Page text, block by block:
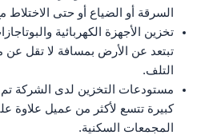
السرقة أو الضياع أو حتى
تخزين الأجهزة الكهربائية
تبتعد عن الأرض بمسافة لا تقل عن
التلف.
مستودعات التخزين لدى الشركة
كبيرة تتسع لأكثر من عميل علاوة
المجمعات السكنية.